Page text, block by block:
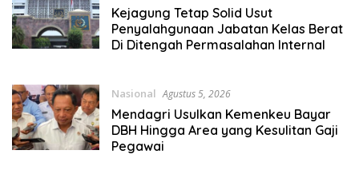
Kejagung Tetap Solid Usut
Penyalahgunaan Jabatan Kelas Berat
Di Ditengah Permasalahan Internal
Nasional Agustus 5, 2026
Mendagri Usulkan Kemenkeu Bayar
DBH Hingga Area yang Kesulitan Gaji
Pegawai